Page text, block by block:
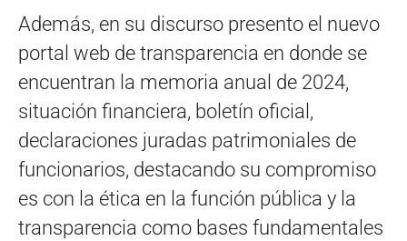
Además, en su discurso presento el nuevo
portal web de transparencia en donde se
encuentran la memoria anual de 2024,
situación financiera, boletín oficial,
declaraciones juradas patrimoniales de
funcionarios, destacando su compromiso
es con la ética en la función pública y la
transparencia como bases fundamentales